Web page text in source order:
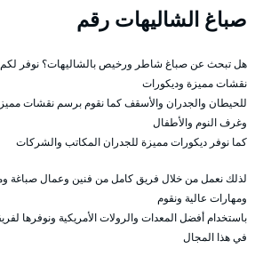
صباغ الشاليهات رقم
هل تبحث عن صباغ شاطر ورخيص بالشاليهات؟ نوفر لكم
نقشات مميزة وديكورات
للحيطان والجدران والأسقف كما نقوم برسم نقشات
وغرف النوم والأطفال
كما نوفر ديكورات مميزة للجدران المكاتب والشركات
لذلك نعمل من خلال فريق كامل من فنين وعمال صباغة
ومهارات عالية ونقوم
باستخدام أفضل المعدات والرولات الأمريكية ونوفرها
في هذا المجال